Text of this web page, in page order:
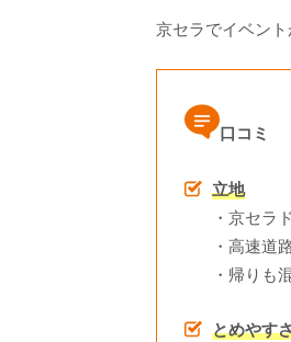
京セラでイベン
口コミ
立地
・京セラ
・高速道
・帰りも
とめやす